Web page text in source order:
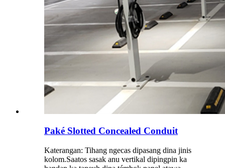
Paké Slotted Concealed Conduit
Katerangan: Tihang ngecas dipasang dina jinis
kolom.Saatos sasak anu vertikal dipingpin ka